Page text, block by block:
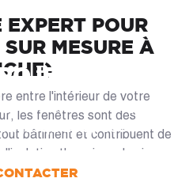
POUR
MESURE À
entre l'intérieur de votre
les fenêtres sont des
bâtiment et contribuent de
thermique, le niveau
maison. Qu'elles soient en
?
dans votre projet
jusqu’à la pose !